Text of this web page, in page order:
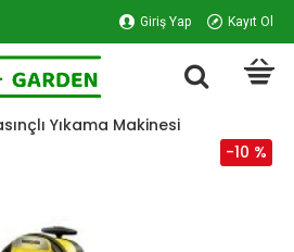
Giriş Yap Kayıt Ol
Yıkama Makinesi
-10 %